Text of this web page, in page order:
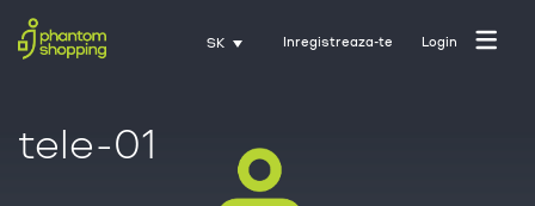
SK Inregistreaza-te Login
tele-01